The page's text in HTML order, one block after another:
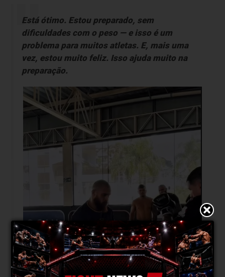
Está ótimo. Estou preparado, sem
dificuldades com o peso — e isso é um
problema para muitos atletas. E, mais uma
vez, estou muito feliz. Isso ajuda muito na
preparação.